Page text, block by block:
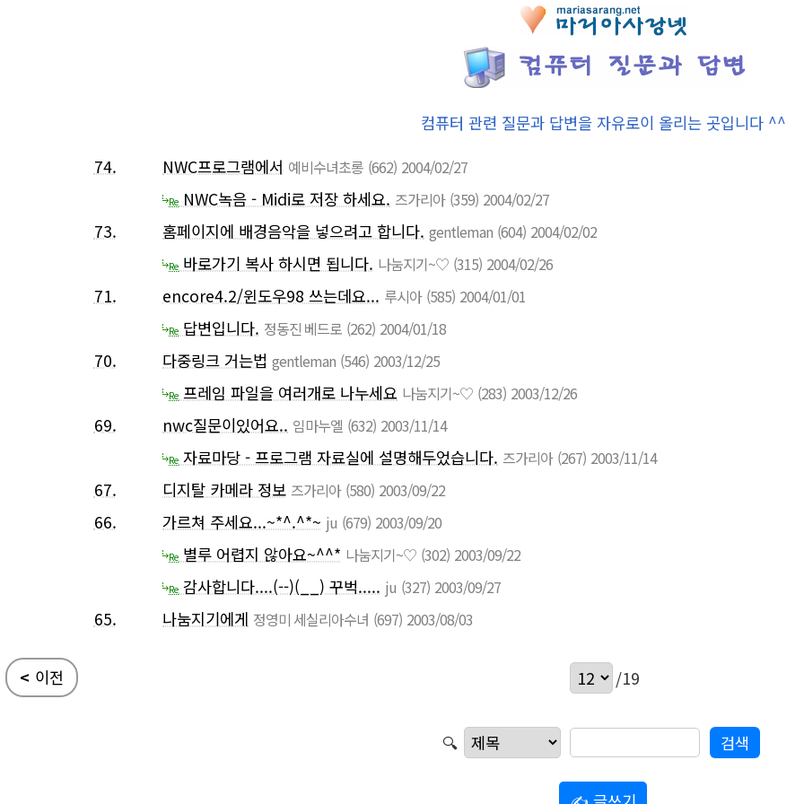
컴퓨터 관련 질문과 답변을 자유로이 올리는 곳입니다 ^^
74.
NWC프로그램에서 예비수녀초롱 (662) 2004/02/27
Re NWC녹음 - Midi로 저장 하세요. 즈가리아 (359) 2004/02/27
73. 홈페이지에 배경음악을 넣으려고 합니다. gentleman (604) 2004/02/02
Re 바로가기 복사 하시면 됩니다. 나눔지기~♡ (315) 2004/02/26
71. encore4.2/윈도우98 쓰는데요... 루시아 (585) 2004/01/01
Re 답변입니다. 정동진 베드로 (262) 2004/01/18
70. 다중링크 거는법 gentleman (546) 2003/12/25
Re 프레임 파일을 여러개로 나누세요 나눔지기~♡ (283) 2003/12/26
69. nwc질문이있어요.. 임마누엘 (632) 2003/11/14
Re 자료마당 - 프로그램 자료실에 설명해두었습니다. 즈가리아 (267) 2003/11/14
67. 디지탈 카메라 정보 즈가리아 (580) 2003/09/22
66. 가르쳐 주세요...~*^.^*~ ju (679) 2003/09/20
Re 별루 어렵지 않아요~^^* 나눔지기~♡ (302) 2003/09/22
Re 감사합니다....(--)(__) 꾸벅..... ju (327) 2003/09/27
65. 나눔지기에게 정영미 세실리아수녀 (697) 2003/08/03
< 이전 /19
🔍